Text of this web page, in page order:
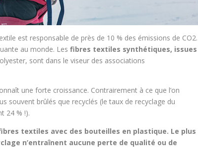
est responsable de près de 10 % des émissions de CO2.
au monde. Les fibres textiles synthétiques, issues
sont dans le viseur des associations
une forte croissance. Contrairement à ce que l’on
souvent brûlés que recyclés (le taux de recyclage du
24 % !).
textiles avec des bouteilles en plastique. Le plus
n’entraînent aucune perte de qualité ou de